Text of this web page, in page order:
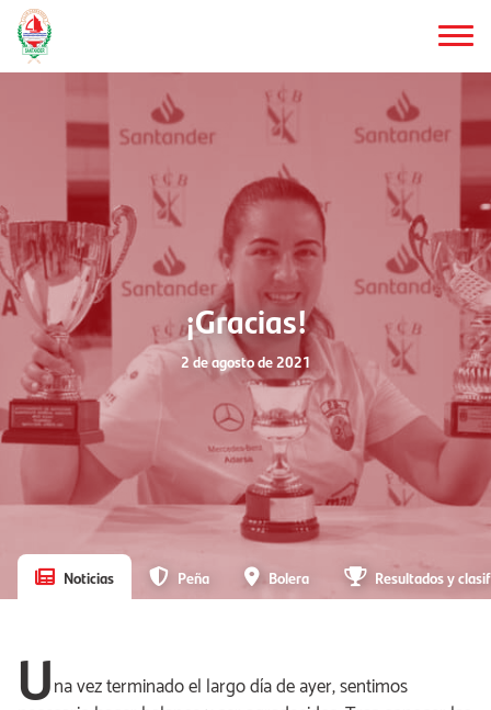
Saltar
al
contenido
¡Gracias!
2 de agosto de 2021
Noticias Peña Bolera Resultados y
Una vez terminado el largo día de ayer, sentimos